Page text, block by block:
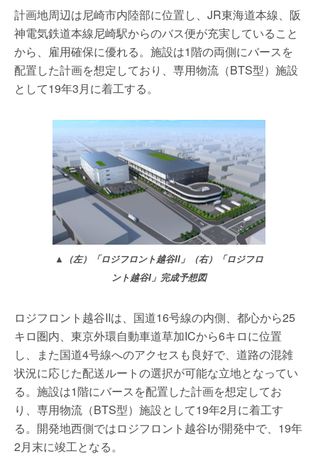
計画地周辺は尼崎市内陸部に位置し、JR東海道本線、阪
神電気鉄道本線尼崎駅からのバス便が充実していること
から、雇用確保に優れる。施設は1階の両側にバースを
配置した計画を想定しており、専用物流（BTS型）施設
として19年3月に着工する。
▲（左）「ロジフロント越谷II」（右）「ロジフロ
ント越谷I」完成予想図
ロジフロント越谷IIは、国道16号線の内側、都心から25
キロ圏内、東京外環自動車道草加ICから6キロに位置
し、また国道4号線へのアクセスも良好で、道路の混雑
状況に応じた配送ルートの選択が可能な立地となってい
る。施設は1階にバースを配置した計画を想定してお
り、専用物流（BTS型）施設として19年2月に着工す
る。開発地西側ではロジフロント越谷Iが開発中で、19年
2月末に竣工となる。